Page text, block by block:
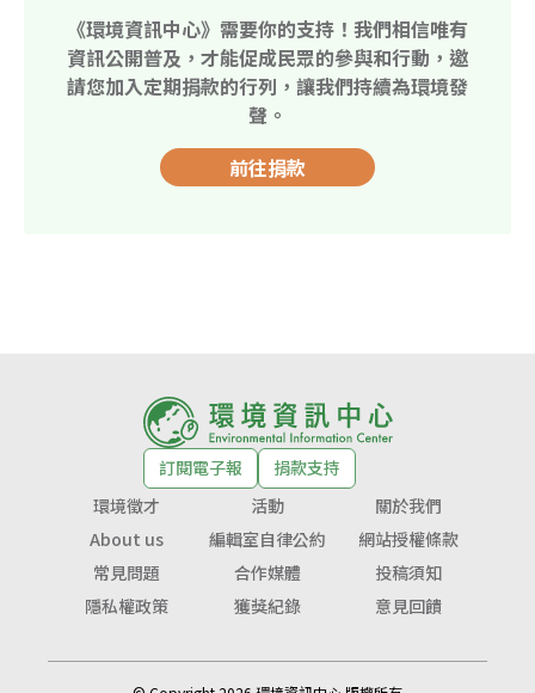
《環境資訊中心》需要你的支持！我們相信唯有
資訊公開普及，才能促成民眾的參與和行動，邀
請您加入定期捐款的行列，讓我們持續為環境發
聲。
前往捐款
訂閱電子報
捐款支持
環境徵才
活動
關於我們
About us
編輯室自律公約
網站授權條款
常見問題
合作媒體
投稿須知
隱私權政策
獲獎紀錄 意見回饋